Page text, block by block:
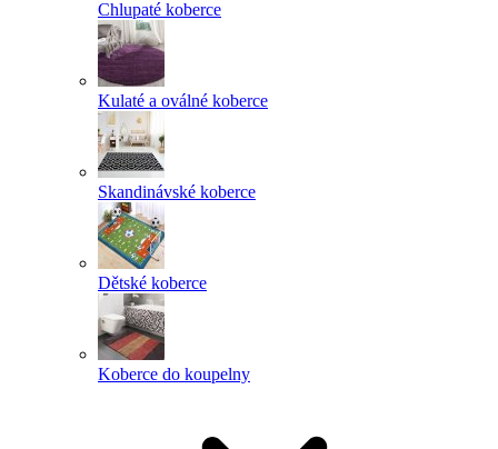
Chlupaté koberce
Kulaté a oválné koberce
Skandinávské koberce
Dětské koberce
Koberce do koupelny